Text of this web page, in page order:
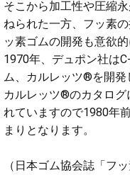
そこから加工性や圧縮
ねられた一方、フッ素
ッ素ゴムの開発も意欲
1970年、デュポン社は
ム、カルレッツ®を開発
カルレッツ®のカタログ
れていますので1980年
まりとなります。
（日本ゴム協会誌「フ